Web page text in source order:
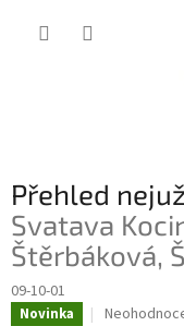
Přehled
Svatava
Štěrbáková,
09-10-01
Novinka
Průměrné